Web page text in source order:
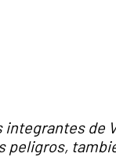
integrantes de
peligros,